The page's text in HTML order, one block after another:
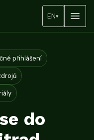
EN▾
přihlášení
do